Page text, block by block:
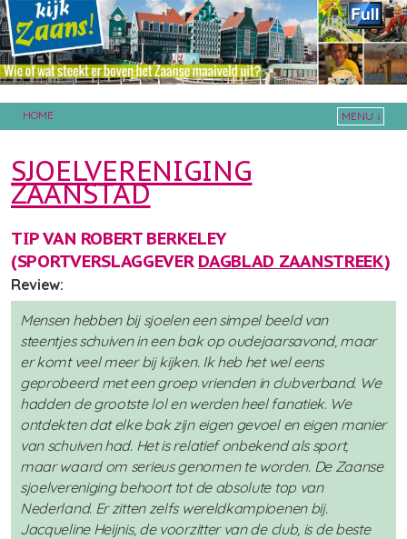
HOME
MENU ↓
SJOELVERENIGING
ZAANSTAD
TIP VAN ROBERT BERKELEY
(SPORTVERSLAGGEVER DAGBLAD ZAANSTREEK)
Review:
Mensen hebben bij sjoelen een simpel beeld van
steentjes schuiven in een bak op oudejaarsavond, maar
er komt veel meer bij kijken. Ik heb het wel eens
geprobeerd met een groep vrienden in clubverband. We
hadden de grootste lol en werden heel fanatiek. We
ontdekten dat elke bak zijn eigen gevoel en eigen manier
van schuiven had. Het is relatief onbekend als sport,
maar waard om serieus genomen te worden. De Zaanse
sjoelvereniging behoort tot de absolute top van
Nederland. Er zitten zelfs wereldkampioenen bij.
Jacqueline Heijnis, de voorzitter van de club, is de beste